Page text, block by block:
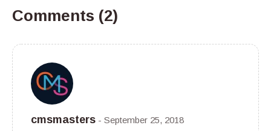
Comments (2)
cmsmasters September 25, 2018